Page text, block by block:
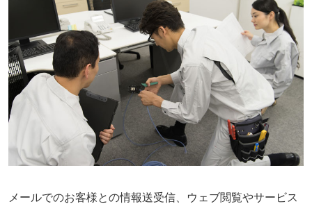
メールでのお客様との情報送受信、ウェブ閲覧やサービス